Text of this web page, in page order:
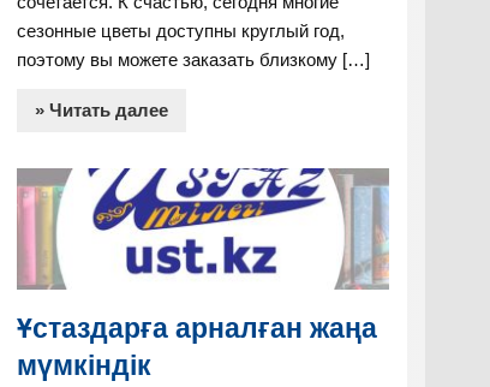
сезонные цветы доступны круглый год,
поэтому вы можете заказать близкому […]
» Читать далее
Ұстаздарға арналған жаңа
мүмкіндік